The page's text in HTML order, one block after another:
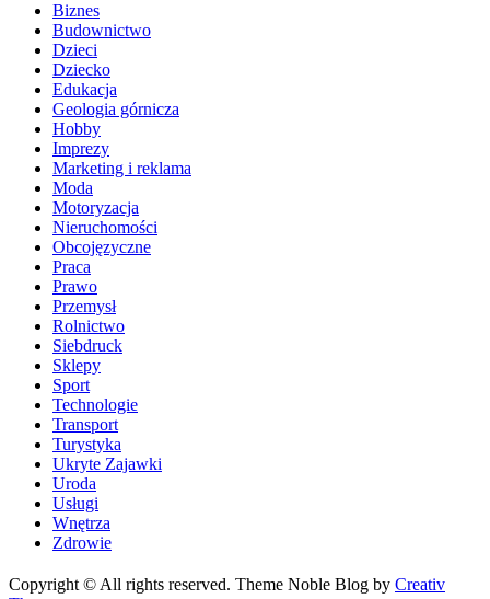
Biznes
Budownictwo
Dzieci
Dziecko
Edukacja
Geologia górnicza
Hobby
Imprezy
Marketing i reklama
Moda
Motoryzacja
Nieruchomości
Obcojęzyczne
Praca
Prawo
Przemysł
Rolnictwo
Siebdruck
Sklepy
Sport
Technologie
Transport
Turystyka
Ukryte Zajawki
Uroda
Usługi
Wnętrza
Zdrowie
Copyright © All rights reserved. Theme Noble Blog by Creativ